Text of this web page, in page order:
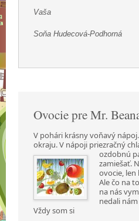
Vaša
Soňa Hudecová-Podhorná
Ovocie pre Mr.
V pohári krásny voňavý
okraju. V nápoji priezračný
ozdobnú
zamiešať.
ovocie,
Ale čo na
na nás
nedali
Vždy som si